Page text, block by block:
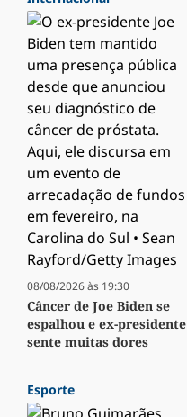
08/08/2026 às 19:30
Câncer de Joe Biden se
espalhou e ex-presidente
sente muitas dores
Esporte